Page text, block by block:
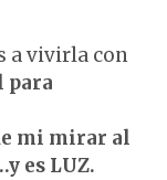
a vivirla con
para
mi mirar al
es LUZ.